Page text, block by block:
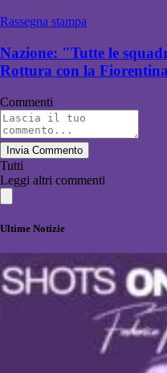
Rassegna stampa
Nazione: "Tutte le
Rottura con la
Commenti
Invia Commento
Tutti
Leggi altri commenti
Ultime Notizie